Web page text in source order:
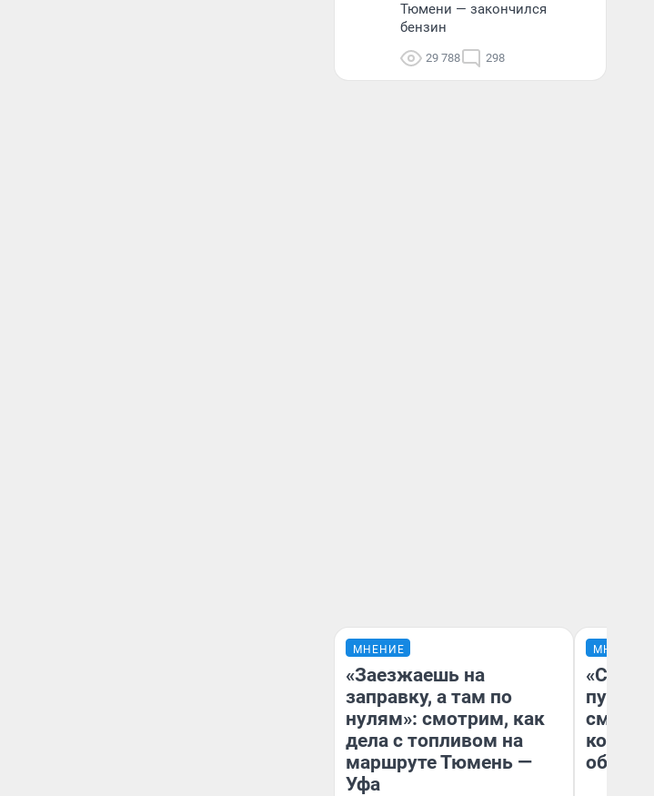
Тюмени — закончился
бензин
29 788 298
МНЕНИЕ
«Заезжаешь на
заправку, а там по
нулям»: смотрим, как
дела с топливом на
маршруте Тюмень —
Уфа
МНЕНИЕ